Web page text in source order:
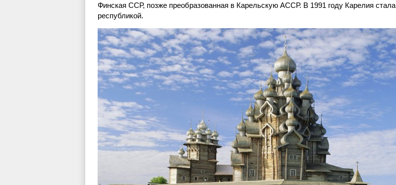
Финская ССР, позже преобразованная в Карельскую АССР. В 1991 году Карелия стала
республикой.